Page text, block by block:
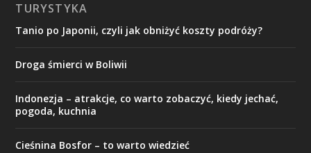
TURYSTYKA
Tanio po Japonii, czyli jak obniżyć koszty podróży?
Droga śmierci w Boliwii
Indonezja – atrakcje, co warto zobaczyć, kiedy jechać,
pogoda, kuchnia
Cieśnina Bosfor – to warto wiedzieć